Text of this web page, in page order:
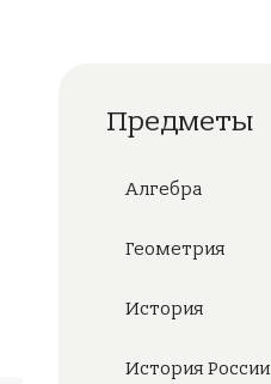
Предметы
Алгебра
Геометрия
История
История России